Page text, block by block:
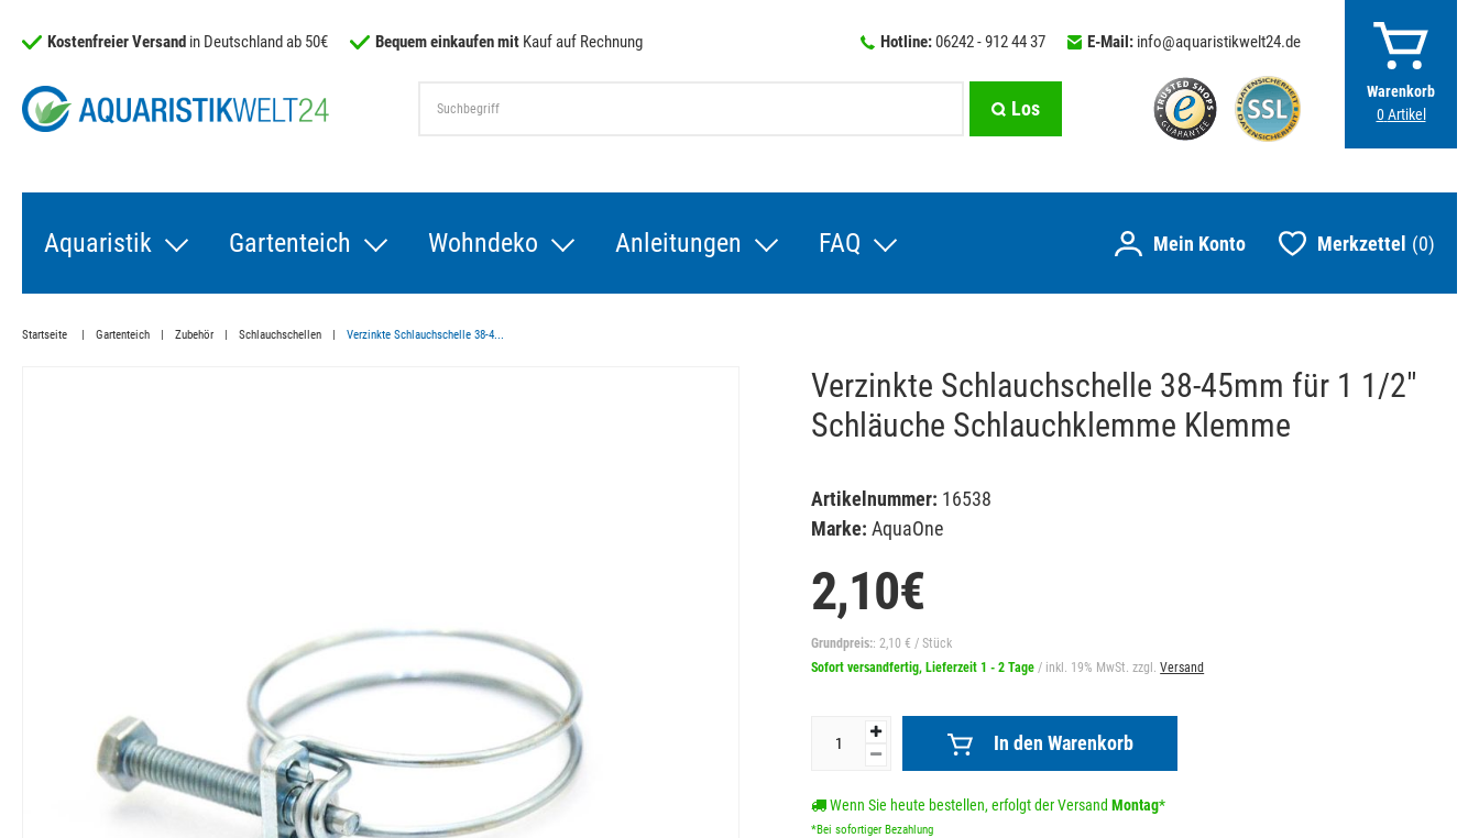
Warenkorb
0 Artikel
Kostenfreier Versand in Deutschland ab 50€ Bequem einkaufen mit Kauf auf Rechnung Hotline:06242 - 912 44 37 E-Mail: info@aquaristikwelt24.de
Los
Aquaristik Gartenteich Wohndeko Anleitungen FAQ Merkzettel 0
Startseite Gartenteich Zubehör Schlauchschellen Verzinkte Schlauchschelle 38-4...
Verzinkte Schlauchschelle 38-45mm für 1 1/2"
Schläuche Schlauchklemme Klemme
Artikelnummer: 16538
Marke: AquaOne
2,10€
Grundpreis:: 2,10 € / Stück
Sofort versandfertig, Lieferzeit 1 - 2 Tage/ inkl. 19% MwSt. zzgl.Versand
In den Warenkorb
Wenn Sie heute bestellen, erfolgt der VersandMontag*
*Bei sofortiger Bezahlung